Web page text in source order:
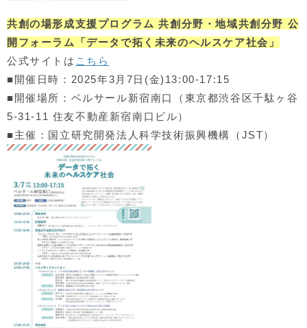
共創の場形成支援プログラム 共創分野・地域共創分野 公
開フォーラム「データで拓く未来のヘルスケア社会」
公式サイトは こちら
■開催日時：2025年3月7日(金)13:00-17:15
■開催場所：ベルサール新宿南口（東京都渋谷区千駄ヶ谷
5-31-11 住友不動産新宿南口ビル）
■主催：国立研究開発法人科学技術振興機構（JST）